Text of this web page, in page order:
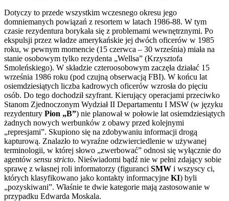
Dotyczy to przede wszystkim wczesnego okresu jego
domniemanych powiązań z resortem w latach 1986-88. W tym
czasie rezydentura borykała się z problemami wewnętrznymi. Po
ekspulsji przez władze amerykańskie jej dwóch oficerów w 1985
roku, w pewnym momencie (15 czerwca – 30 września) miała na
stanie osobowym tylko rezydenta „Wellsa” (Krzysztofa
Smoleńskiego). W składzie czteroosobowym zaczęła działać 15
września 1986 roku (pod czujną obserwacją FBI). W końcu lat
osiemdziesiątych liczba kadrowych oficerów wzrosła do pięciu
osób. Do tego dochodził szyfrant. Kierujący operacjami przeciwko
Stanom Zjednoczonym Wydział II Departamentu I MSW (w języku
rezydentury Pion „B”) nie planował w połowie lat osiemdziesiątych
żadnych nowych werbunków z obawy przed kolejnymi
„represjami”. Skupiono się na zdobywaniu informacji drogą
kapturową. Znalazło to wyraźne odzwierciedlenie w używanej
terminologii, w której słowo „zwerbować” odnosi się wyłącznie do
agentów sensu stricto. Nieświadomi bądź nie w pełni zdający sobie
sprawę z własnej roli informatorzy (figuranci SMW i wszyscy ci,
których klasyfikowano jako kontakty informacyjne KI) byli
„pozyskiwani”. Właśnie te dwie kategorie mają zastosowanie w
przypadku Edwarda Moskala.